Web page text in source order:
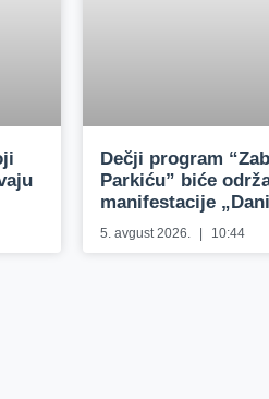
Dečji program
Parkiću” biće
manifestacije
5. avgust 2026. 10:44